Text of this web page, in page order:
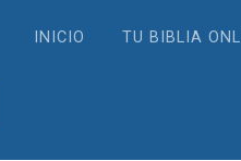
INICIO TU BIBLIA